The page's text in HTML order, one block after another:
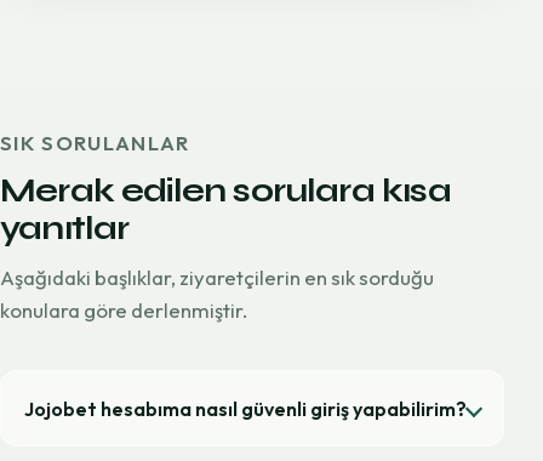
SIK SORULANLAR
Merak edilen sorulara kısa
yanıtlar
Aşağıdaki başlıklar, ziyaretçilerin en sık sorduğu
konulara göre derlenmiştir.
Jojobet hesabıma nasıl güvenli giriş yapabilirim?